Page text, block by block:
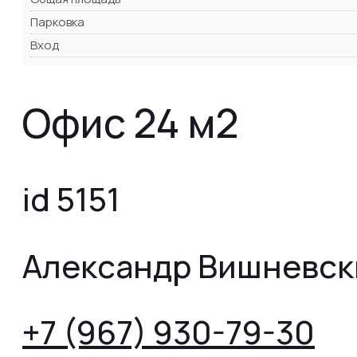
Парковка
Вход
Офис 24 м2
id 5151
Александр
+7 (967) 930-79-30